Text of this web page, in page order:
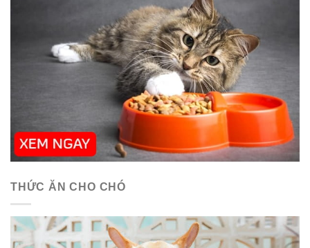
THỨC ĂN CHO CHÓ